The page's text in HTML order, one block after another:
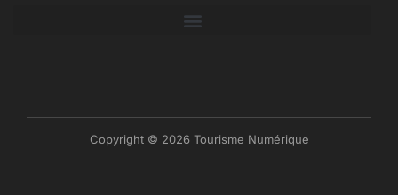
Copyright © 2026 Tourisme Numérique